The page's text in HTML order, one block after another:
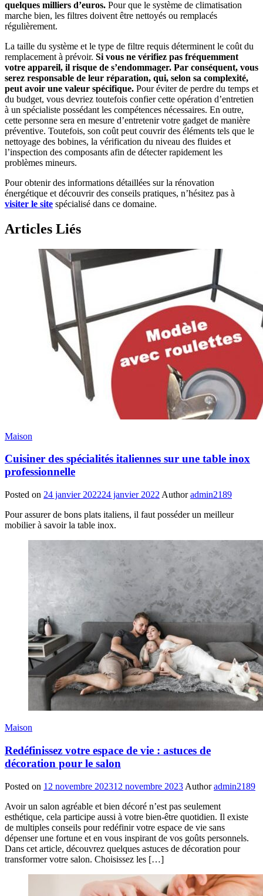
quelques milliers d’euros. Pour que le système de climatisation
marche bien, les filtres doivent être nettoyés ou remplacés
régulièrement.
La taille du système et le type de filtre requis déterminent le coût du
remplacement à prévoir. Si vous ne vérifiez pas fréquemment
votre appareil, il risque de s’endommager. Par conséquent, vous
serez responsable de leur réparation, qui, selon sa complexité,
peut avoir une valeur spécifique. Pour éviter de perdre du temps et
du budget, vous devriez toutefois confier cette opération d’entretien
à un spécialiste possédant les compétences nécessaires. En outre,
cette personne sera en mesure d’entretenir votre gadget de manière
préventive. Toutefois, son coût peut couvrir des éléments tels que le
nettoyage des bobines, la vérification du niveau des fluides et
l’inspection des composants afin de détecter rapidement les
problèmes mineurs.
Pour obtenir des informations détaillées sur la rénovation
énergétique et découvrir des conseils pratiques, n’hésitez pas à
visiter le site spécialisé dans ce domaine.
Articles Liés
Maison
Cuisiner des spécialités italiennes sur une table inox
professionnelle
Posted on 24 janvier 202224 janvier 2022 Author admin2189
Pour assurer de bons plats italiens, il faut posséder un meilleur
mobilier à savoir la table inox.
Maison
Redéfinissez votre espace de vie : astuces de
décoration pour le salon
Posted on 12 novembre 202312 novembre 2023 Author admin2189
Avoir un salon agréable et bien décoré n’est pas seulement
esthétique, cela participe aussi à votre bien-être quotidien. Il existe
de multiples conseils pour redéfinir votre espace de vie sans
dépenser une fortune et en vous inspirant de vos goûts personnels.
Dans cet article, découvrez quelques astuces de décoration pour
transformer votre salon. Choisissez les […]